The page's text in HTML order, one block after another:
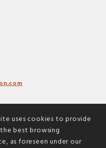
uses cookies to provide
best browsing
as foreseen under our